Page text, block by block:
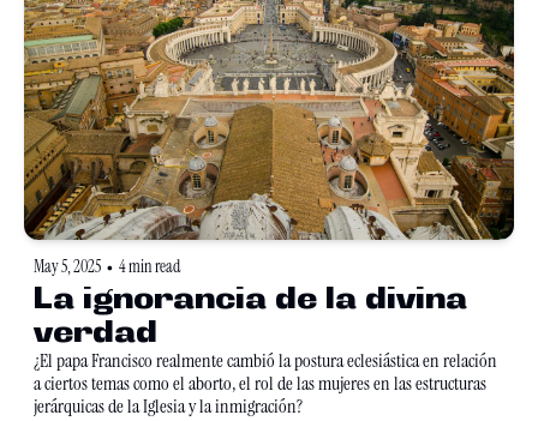
May 5, 2025 • 4 min read
La ignorancia de la divina
verdad
¿El papa Francisco realmente cambió la postura eclesiástica en relación
a ciertos temas como el aborto, el rol de las mujeres en las estructuras
jerárquicas de la Iglesia y la inmigración?